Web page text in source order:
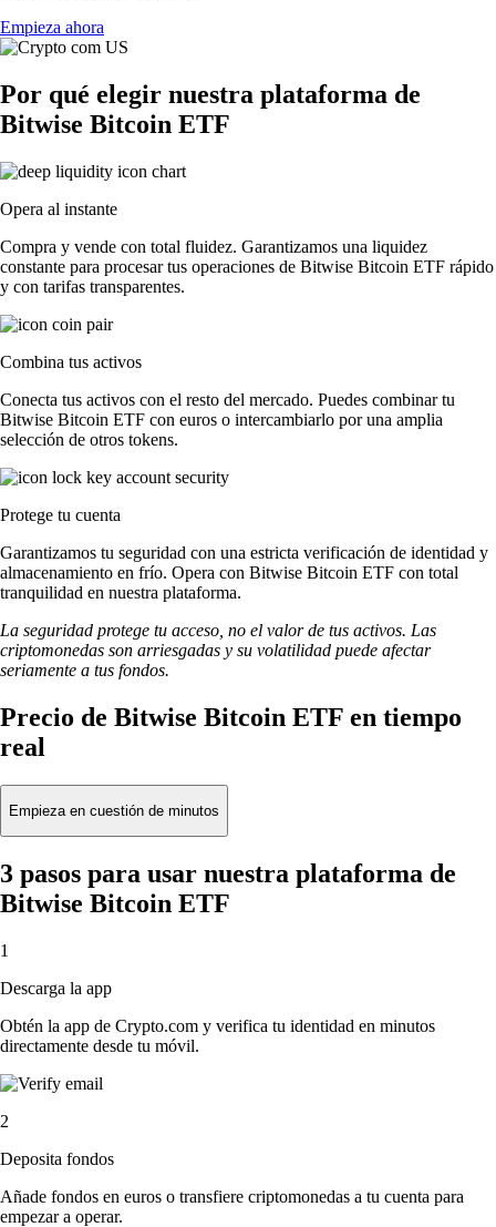
Empieza ahora
Por qué elegir nuestra plataforma de
Bitwise Bitcoin ETF
Opera al instante
Compra y vende con total fluidez. Garantizamos una liquidez
constante para procesar tus operaciones de Bitwise Bitcoin ETF rápido
y con tarifas transparentes.
Combina tus activos
Conecta tus activos con el resto del mercado. Puedes combinar tu
Bitwise Bitcoin ETF con euros o intercambiarlo por una amplia
selección de otros tokens.
Protege tu cuenta
Garantizamos tu seguridad con una estricta verificación de identidad y
almacenamiento en frío. Opera con Bitwise Bitcoin ETF con total
tranquilidad en nuestra plataforma.
La seguridad protege tu acceso, no el valor de tus activos. Las
criptomonedas son arriesgadas y su volatilidad puede afectar
seriamente a tus fondos.
Precio de Bitwise Bitcoin ETF en tiempo
real
Empieza en cuestión de minutos
3 pasos para usar nuestra plataforma de
Bitwise Bitcoin ETF
1
Descarga la app
Obtén la app de Crypto.com y verifica tu identidad en minutos
directamente desde tu móvil.
2
Deposita fondos
Añade fondos en euros o transfiere criptomonedas a tu cuenta para
empezar a operar.